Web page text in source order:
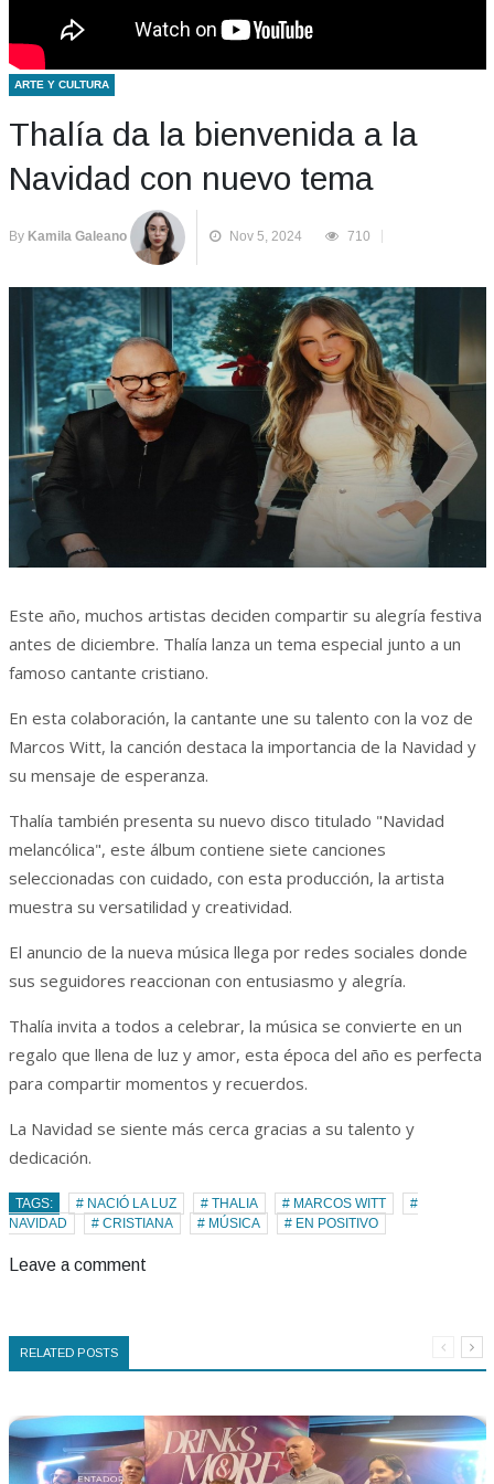
ARTE Y CULTURA
Thalía da la bienvenida a la
Navidad con nuevo tema
By Kamila Galeano Nov 5, 2024 710
Este año, muchos artistas deciden compartir su alegría festiva
antes de diciembre. Thalía lanza un tema especial junto a un
famoso cantante cristiano.
En esta colaboración, la cantante une su talento con la voz de
Marcos Witt, la canción destaca la importancia de la Navidad y
su mensaje de esperanza.
Thalía también presenta su nuevo disco titulado "Navidad
melancólica", este álbum contiene siete canciones
seleccionadas con cuidado, con esta producción, la artista
muestra su versatilidad y creatividad.
El anuncio de la nueva música llega por redes sociales donde
sus seguidores reaccionan con entusiasmo y alegría.
Thalía invita a todos a celebrar, la música se convierte en un
regalo que llena de luz y amor, esta época del año es perfecta
para compartir momentos y recuerdos.
La Navidad se siente más cerca gracias a su talento y
dedicación.
TAGS: # NACIÓ LA LUZ # THALIA # MARCOS WITT
#
NAVIDAD
# CRISTIANA # MÚSICA # EN POSITIVO
Leave a comment
RELATED POSTS